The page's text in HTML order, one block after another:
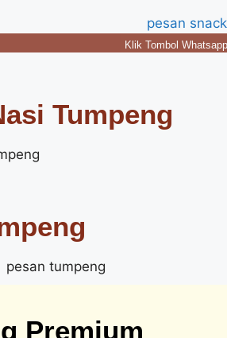
Klik Tombol
Tumpeng
Premium